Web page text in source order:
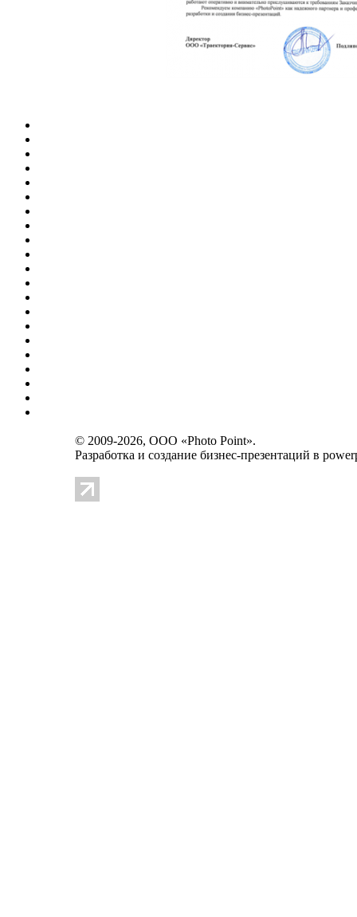
© 2009-2026, OOO «Photo Point».
Разработка и создание бизнес-презентаций в